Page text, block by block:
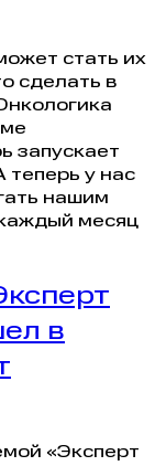
стать их
сделать в
запускает
теперь у нас
нашим
месяц
в
«Эксперт